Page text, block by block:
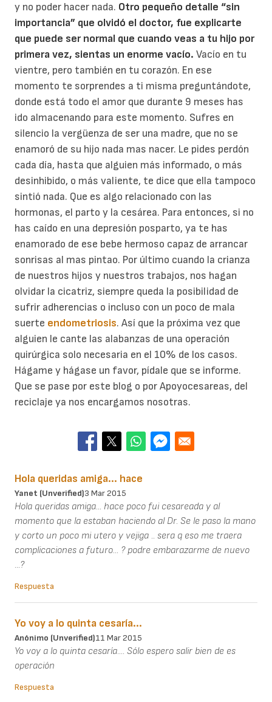
y no poder hacer nada. Otro pequeño detalle “sin
importancia” que olvidó el doctor, fue explicarte
que puede ser normal que cuando veas a tu hijo por
primera vez, sientas un enorme vacío. Vacío en tu
vientre, pero también en tu corazón. En ese
momento te sorprendes a ti misma preguntándote,
donde está todo el amor que durante 9 meses has
ido almacenando para este momento. Sufres en
silencio la vergüenza de ser una madre, que no se
enamoró de su hijo nada mas nacer. Le pides perdón
cada día, hasta que alguien más informado, o más
desinhibido, o más valiente, te dice que ella tampoco
sintió nada. Que es algo relacionado con las
hormonas, el parto y la cesárea. Para entonces, si no
has caído en una depresión posparto, ya te has
enamorado de ese bebe hermoso capaz de arrancar
sonrisas al mas pintao. Por último cuando la crianza
de nuestros hijos y nuestros trabajos, nos hagan
olvidar la cicatriz, siempre queda la posibilidad de
sufrir adherencias o incluso con un poco de mala
suerte endometriosis. Así que la próxima vez que
alguien le cante las alabanzas de una operación
quirúrgica solo necesaria en el 10% de los casos.
Hágame y hágase un favor, pídale que se informe.
Que se pase por este blog o por Apoyocesareas, del
reciclaje ya nos encargamos nosotras.
Hola queridas amiga... hace
Yanet (unverified)3 Mar 2015
Hola queridas amiga... hace poco fui cesareada y al
momento que la estaban haciendo al Dr. Se le paso la mano
y corto un poco mi utero y vejiga .. sera q eso me traera
complicaciones a futuro... ? podre embarazarme de nuevo
...?
Respuesta
Yo voy a lo quinta cesaría...
Anónimo (unverified)11 Mar 2015
Yo voy a lo quinta cesaría.... Sólo espero salir bien de es
operación
Respuesta